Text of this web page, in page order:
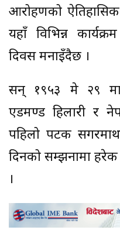
आरोहणको
यहाँ विभिन्न
दिवस मनाइँदैछ ।
सन् १९५३ मे २९ मा
एडमण्ड हिलारी र
पहिलो पटक
दिनको सम्झनामा हरेक
।